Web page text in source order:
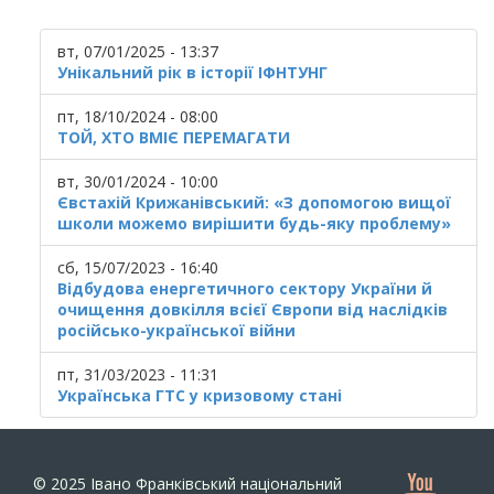
вт, 07/01/2025 - 13:37
Унікальний рік в історії ІФНТУНГ
пт, 18/10/2024 - 08:00
ТОЙ, ХТО ВМІЄ ПЕРЕМАГАТИ
вт, 30/01/2024 - 10:00
Євстахій Крижанівський: «З допомогою вищої
школи можемо вирішити будь-яку проблему»
сб, 15/07/2023 - 16:40
Відбудова енергетичного сектору України й
очищення довкілля всієї Європи від наслідків
російсько-української війни
пт, 31/03/2023 - 11:31
Українська ГТС у кризовому стані
© 2025 Івано Франківський національний